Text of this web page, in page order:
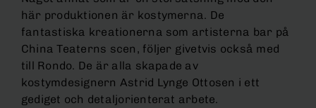
här produktionen är kostymerna. De
fantastiska kreationerna som artisterna bar på
China Teaterns scen, följer givetvis också med
till Rondo. De är alla skapade av
kostymdesignern Astrid Lynge Ottosen i ett
gediget och detaljorienterat arbete.